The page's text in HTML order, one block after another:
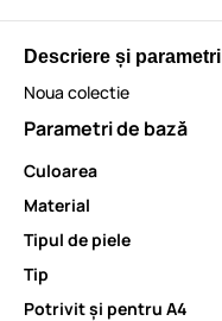
Descriere și parametri
Noua colectie
Parametri de bază
Culoarea
Material
Tipul de piele
Tip
Potrivit și pentru A4